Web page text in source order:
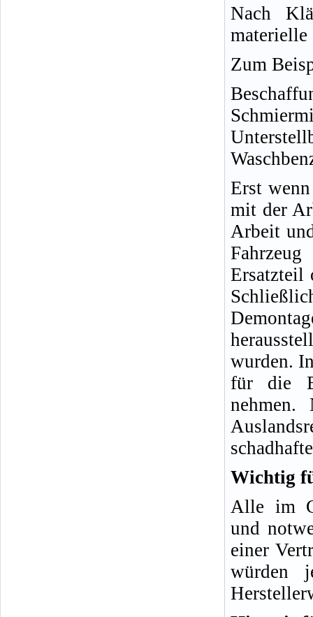
Nach
materielle
Zum
Erst
mit der
Arbeit
Ersatzteil
wurden.
für die
Wichtig
Alle im
und
einer
würden